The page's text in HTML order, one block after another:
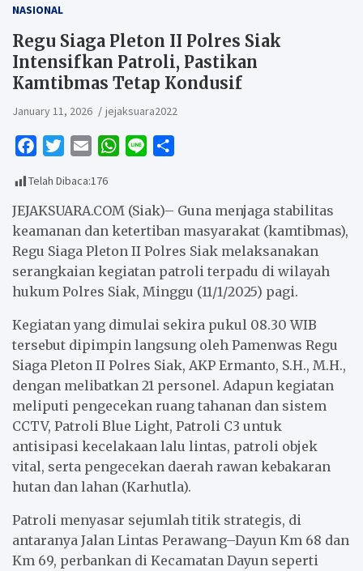
NASIONAL
Regu Siaga Pleton II Polres Siak
Intensifkan Patroli, Pastikan
Kamtibmas Tetap Kondusif
January 11, 2026 jejaksuara2022
c
e
b
o
o
k
i
t
t
e
r
a
i
l
W
t
s
A
p
p
e
r
e
Telah Dibaca:176
JEJAKSUARA.COM (Siak)– Guna menjaga stabilitas
keamanan dan ketertiban masyarakat (kamtibmas),
Regu Siaga Pleton II Polres Siak melaksanakan
serangkaian kegiatan patroli terpadu di wilayah
hukum Polres Siak, Minggu (11/1/2025) pagi.
Kegiatan yang dimulai sekira pukul 08.30 WIB
tersebut dipimpin langsung oleh Pamenwas Regu
Siaga Pleton II Polres Siak, AKP Ermanto, S.H., M.H.,
dengan melibatkan 21 personel. Adapun kegiatan
meliputi pengecekan ruang tahanan dan sistem
CCTV, Patroli Blue Light, Patroli C3 untuk
antisipasi kecelakaan lalu lintas, patroli objek
vital, serta pengecekan daerah rawan kebakaran
hutan dan lahan (Karhutla).
Patroli menyasar sejumlah titik strategis, di
antaranya Jalan Lintas Perawang–Dayun Km 68 dan
Km 69, perbankan di Kecamatan Dayun seperti